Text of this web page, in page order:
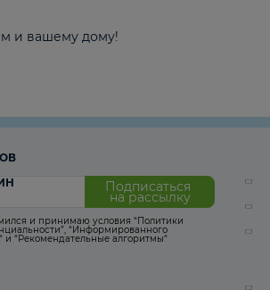
и вашему дому!
Подписаться
на рассылку
и принимаю условия “Политики
, “Информированного
и “Рекомендательные алгоритмы“